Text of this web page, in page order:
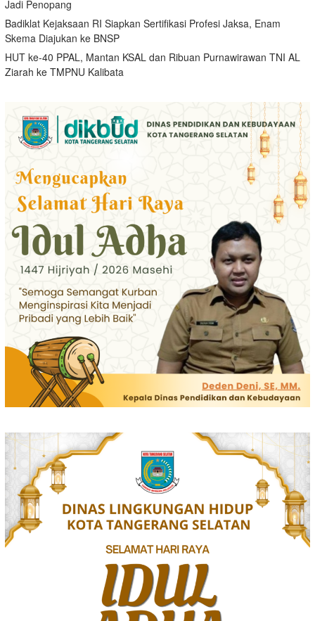
Jadi Penopang
Badiklat Kejaksaan RI Siapkan Sertifikasi Profesi Jaksa, Enam
Skema Diajukan ke BNSP
HUT ke-40 PPAL, Mantan KSAL dan Ribuan Purnawirawan TNI AL
Ziarah ke TMPNU Kalibata